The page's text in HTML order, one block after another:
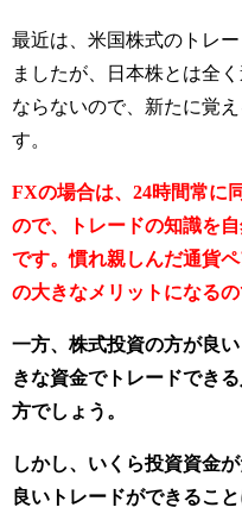
最近は、米国株式のトレ
ましたが、日本株とは全
ならないので、新たに覚
す。
FXの場合は、24時間常に
ので、トレードの知識を
です。慣れ親しんだ通貨
の大きなメリットになるの
一方、株式投資の方が良
きな資金でトレードでき
方でしょう。
しかし、いくら投資資金
良いトレードができるこ